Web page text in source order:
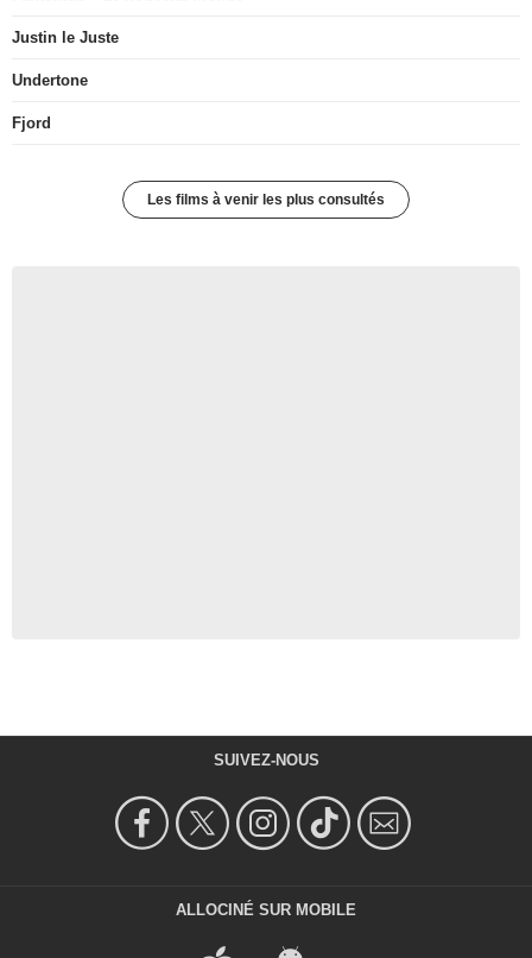
Justin le Juste
Undertone
Fjord
Les films à venir les plus consultés
SUIVEZ-NOUS
ALLOCINÉ SUR MOBILE